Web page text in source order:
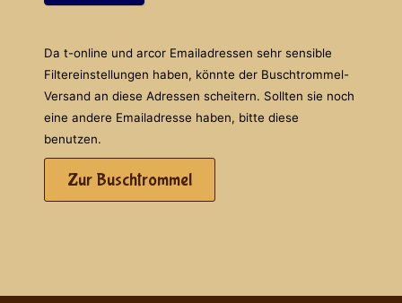
Da t-online und arcor Emailadressen sehr sensible
Filtereinstellungen haben, könnte der Buschtrommel-
Versand an diese Adressen scheitern. Sollten sie noch
eine andere Emailadresse haben, bitte diese
benutzen.
Zur Buschtrommel